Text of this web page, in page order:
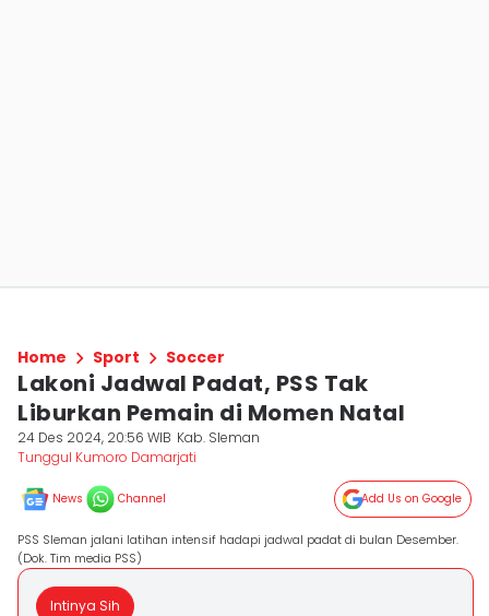
Home Sport Soccer
Lakoni Jadwal Padat, PSS Tak
Liburkan Pemain di Momen Natal
24 Des 2024, 20:56 WIB Kab. Sleman
Tunggul Kumoro Damarjati
News Channel Add Us on Google
PSS Sleman jalani latihan intensif hadapi jadwal padat di bulan Desember.
(Dok. Tim media PSS)
Intinya Sih